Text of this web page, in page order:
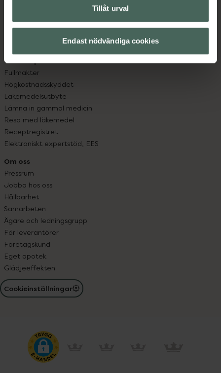
Tillåt urval
Endast nödvändiga cookies
App
Om recept och läkemedel
Fullmakter
Högkostnadsskyddet
Läkemedelsutbyte
Lämna in gammal medicin
Resa med läkemedel
Receptregistret
Elektroniskt expertstöd, EES
Om oss
Pressrum
Jobba hos oss
Hållbarhet
Samarbeten
Ägare och ledningsgrupp
För leverantörer
Företagskund
Eget apotek
Glädjeeffekten
Cookieinställningar